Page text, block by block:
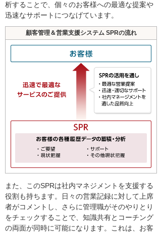
析することで、個々のお客様への最適な提案や
迅速なサポートにつなげています。
顧客管理＆営業支援システム SPRの流れ
また、このSPRは社内マネジメントを支援する
役割も持ちます。日々の営業記録に対して上席
者がコメントし、さらに管理職がそのやりとり
をチェックすることで、知識共有とコーチング
の両面が同時に可能になります。これは、お客